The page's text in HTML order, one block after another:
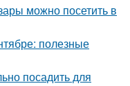
можно посетить в
полезные
посадить для